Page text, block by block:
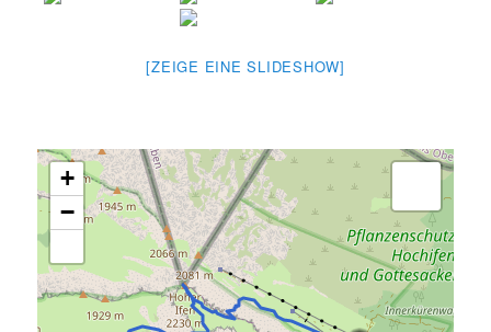
[ZEIGE EINE SLIDESHOW]
+
−